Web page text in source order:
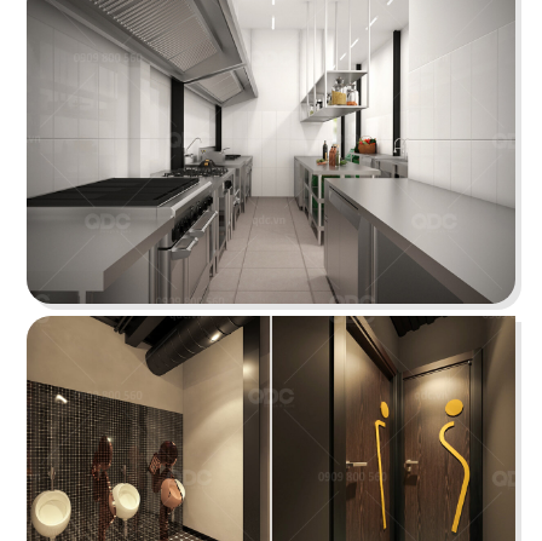
BAOZ DIMSUM
Nhà hàng mang hơi thở Trung Hoa truyền thống
tái hiện theo hình khối độc đáo
Chi tiết